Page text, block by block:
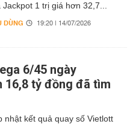
Jackpot 1 trị giá hơn 32,7...
DÙNG 19:20 | 14/07/2026
6/45 ngày
16,8 tỷ đồng đã tìm
nhật kết quả quay số Vietlott